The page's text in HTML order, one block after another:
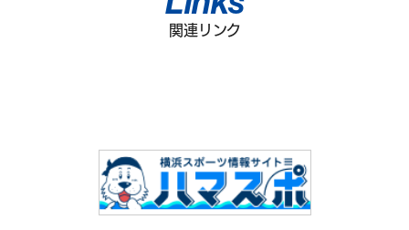
関連リンク